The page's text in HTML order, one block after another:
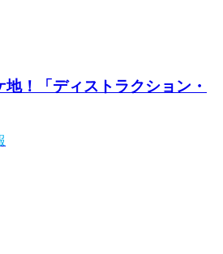
！「ディストラクション・